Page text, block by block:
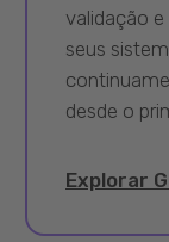
validação
seus
desde o
Explorar